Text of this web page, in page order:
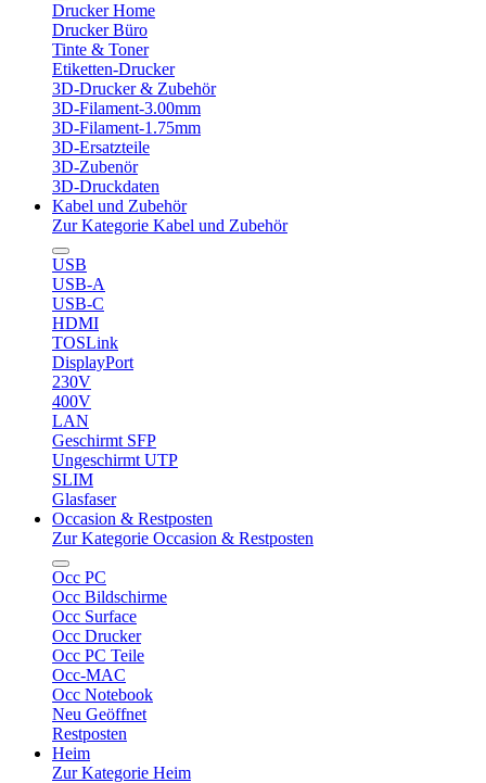
Drucker Home
Drucker Büro
Tinte & Toner
Etiketten-Drucker
3D-Drucker & Zubehör
3D-Filament-3.00mm
3D-Filament-1.75mm
3D-Ersatzteile
3D-Zubenör
3D-Druckdaten
Kabel und Zubehör
Zur Kategorie Kabel und Zubehör
USB
USB-A
USB-C
HDMI
TOSLink
DisplayPort
230V
400V
LAN
Geschirmt SFP
Ungeschirmt UTP
SLIM
Glasfaser
Occasion & Restposten
Zur Kategorie Occasion & Restposten
Occ PC
Occ Bildschirme
Occ Surface
Occ Drucker
Occ PC Teile
Occ-MAC
Occ Notebook
Neu Geöffnet
Restposten
Heim
Zur Kategorie Heim